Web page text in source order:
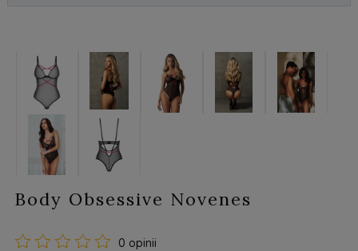
Body Obsessive Novenes
0 opinii